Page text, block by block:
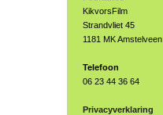
KikvorsFilm
Strandvliet 45
1181 MK Amstelveen
Telefoon
06 23 44 36 64
Privacyverklaring